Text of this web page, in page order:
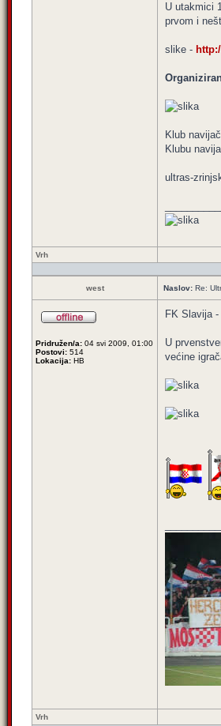
U utakmici
prvom i
slike -
Klub
Klubu
ultras-
Vrh
west Naslov: Re:
Pridružen/a: 04 svi 2009, 01:00
Postovi: 514
Lokacija: HB
FK Slavija
U
većine
Vrh